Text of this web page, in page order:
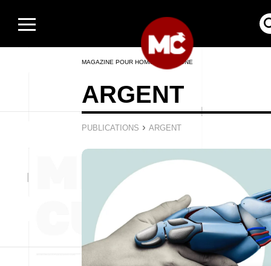
MAGAZINE POUR HOMMES EN LIGNE
ARGENT
PUBLICATIONS › ARGENT